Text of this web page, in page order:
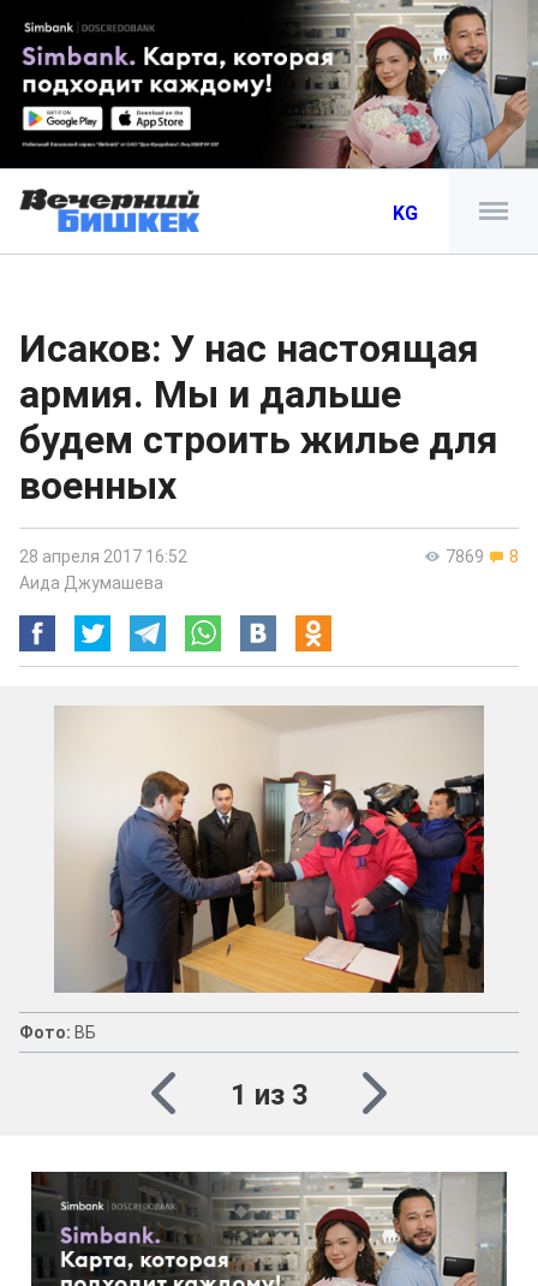
KG
Исаков: У нас настоящая
армия. Мы и дальше
будем строить жилье для
военных
7869 8
28 апреля 2017 16:52
Аида Джумашева
Фото: ВБ
1 из 3